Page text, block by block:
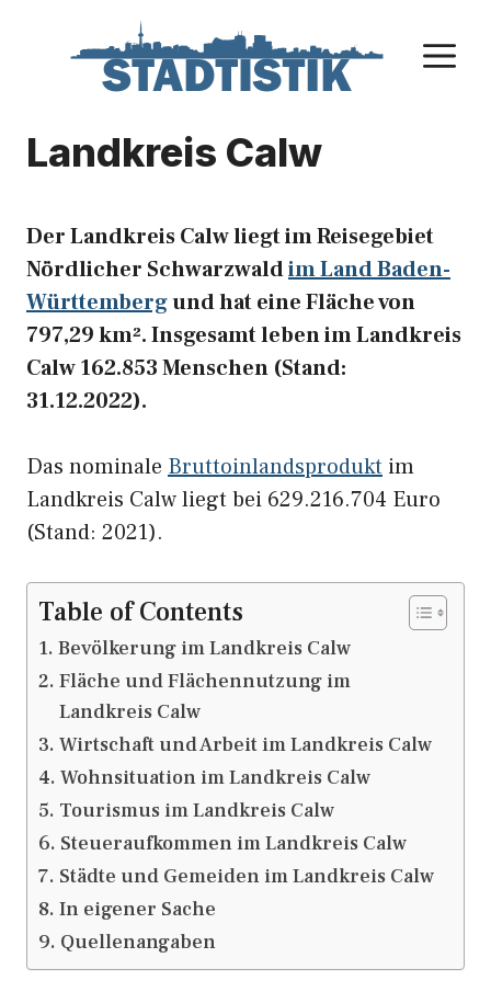
Landkreis Calw
Der Landkreis Calw liegt im Reisegebiet
Nördlicher Schwarzwaldim Land Baden-
Württembergund hat eine Fläche von
797,29 km². Insgesamt leben im Landkreis
Calw 162.853 Menschen (Stand:
31.12.2022).
Das nominale Bruttoinlandsprodukt im
Landkreis Calw liegt bei 629.216.704 Euro
(Stand: 2021).
Table of Contents
Bevölkerung im Landkreis Calw
Fläche und Flächennutzung im
Landkreis Calw
Wirtschaft und Arbeit im Landkreis Calw
Wohnsituation im Landkreis Calw
Tourismus im Landkreis Calw
Steueraufkommen im Landkreis Calw
Städte und Gemeiden im Landkreis Calw
In eigener Sache
Quellenangaben